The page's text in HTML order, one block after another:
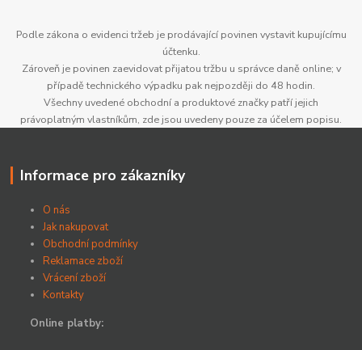
Podle zákona o evidenci tržeb je prodávající povinen vystavit kupujícímu
účtenku.
Zároveň je povinen zaevidovat přijatou tržbu u správce daně online; v
případě technického výpadku pak nejpozději do 48 hodin.
Všechny uvedené obchodní a produktové značky patří jejich
právoplatným vlastníkům, zde jsou uvedeny pouze za účelem popisu.
Informace pro zákazníky
O nás
Jak nakupovat
Obchodní podmínky
Reklamace zboží
Vrácení zboží
Kontakty
Online platby: